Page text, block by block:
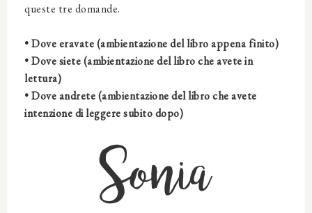
queste tre domande.
• Dove eravate (ambientazione del libro appena finito)
• Dove siete (ambientazione del libro che avete in
lettura)
• Dove andrete (ambientazione del libro che avete
intenzione di leggere subito dopo)
Sonia